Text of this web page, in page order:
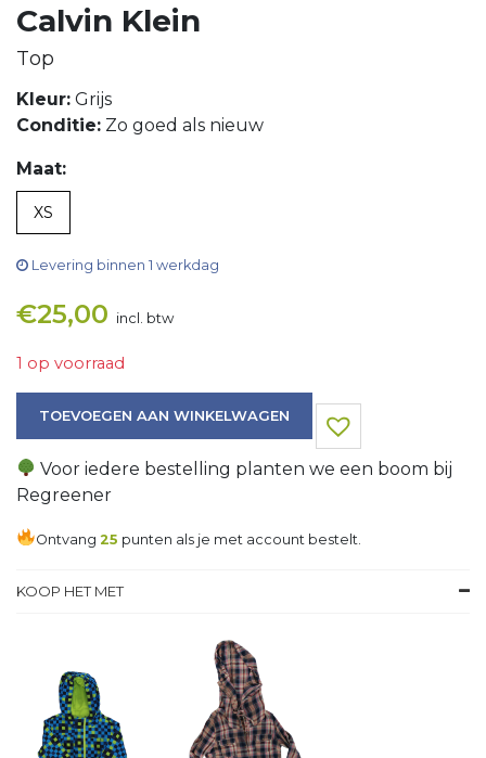
Calvin Klein
Top
Kleur: Grijs
Conditie: Zo goed als nieuw
Maat:
XS
Levering binnen 1 werkdag
€25,00 incl. btw
1 op voorraad
TOEVOEGEN AAN WINKELWAGEN
Voor iedere bestelling planten we een boom bij
Regreener
Ontvang25 punten als je met account bestelt.
KOOP HET MET